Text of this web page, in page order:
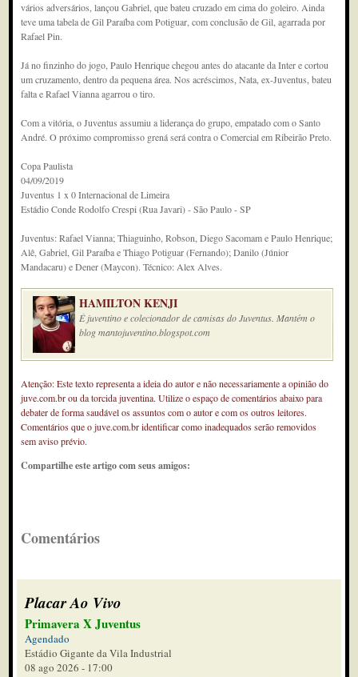
vários adversários, lançou Gabriel, que bateu cruzado em cima do goleiro. Ainda
teve uma tabela de Gil Paraíba com Potiguar, com conclusão de Gil, agarrada por
Rafael Pin.
Já no finzinho do jogo, Paulo Henrique chegou antes do atacante da Inter e cortou
um cruzamento, dentro da pequena área. Nos acréscimos, Nata, ex-Juventus, bateu
falta e Rafael Vianna agarrou o tiro.
Com a vitória, o Juventus assumiu a liderança do grupo, empatado com o Santo
André. O próximo compromisso grená será contra o Comercial em Ribeirão Preto.
Copa Paulista
04/09/2019
Juventus 1 x 0 Internacional de Limeira
Estádio Conde Rodolfo Crespi (Rua Javari) - São Paulo - SP
Juventus: Rafael Vianna; Thiaguinho, Robson, Diego Sacomam e Paulo Henrique;
Alê, Gabriel, Gil Paraíba e Thiago Potiguar (Fernando); Danilo (Júnior
Mandacaru) e Dener (Maycon). Técnico: Alex Alves.
HAMILTON KENJI
É juventino e colecionador de camisas do Juventus. Mantém o
blog mantojuventino.blogspot.com
Atenção: Este texto representa a ideia do autor e não necessariamente a opinião do
juve.com.br ou da torcida juventina. Utilize o espaço de comentários abaixo para
debater de forma saudável os assuntos com o autor e com os outros leitores.
Comentários que o juve.com.br identificar como inadequados serão removidos
sem aviso prévio.
Compartilhe este artigo com seus amigos:
Comentários
Placar Ao Vivo
Primavera X Juventus
Agendado
Estádio Gigante da Vila Industrial
08 ago 2026 - 17:00